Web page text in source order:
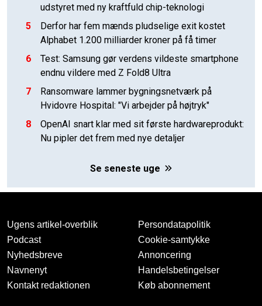
udstyret med ny kraftfuld chip-teknologi
5
Derfor har fem mænds pludselige exit kostet
Alphabet 1.200 milliarder kroner på få timer
6
Test: Samsung gør verdens vildeste smartphone
endnu vildere med Z Fold8 Ultra
7
Ransomware lammer bygningsnetværk på
Hvidovre Hospital: "Vi arbejder på højtryk"
8
OpenAI snart klar med sit første hardwareprodukt:
Nu pipler det frem med nye detaljer
Se seneste uge
Ugens artikel-overblik
Podcast
Nyhedsbreve
Navnenyt
Kontakt redaktionen
Persondatapolitik
Cookie-samtykke
Annoncering
Handelsbetingelser
Køb abonnement